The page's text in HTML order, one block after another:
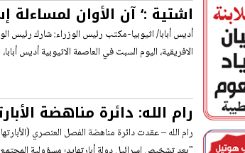
اشتية :‘ آن الأوان لمساءلة
شعبنا وأن تدان على
أديس أبابا/ اثيوبيا-مكتب رئيس الوزراء: شارك رئيس
الافريقية، اليوم السبت في العاصمة الاثيوبية أديس أبابا،
رام الله: دائرة مناهضة
مسؤولية المجتمع الدولي
رام الله – عقدت دائرة مناهضة الفصل العنصري